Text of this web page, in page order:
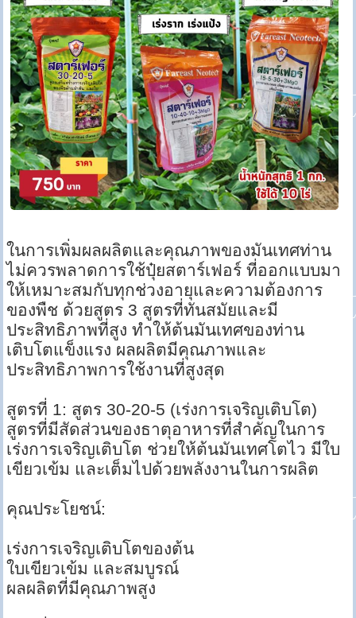
ในการเพิ่มผลผลิตและคุณภาพของมันเทศท่าน
ไม่ควรพลาดการใช้ปุ๋ยสตาร์เฟอร์ ที่ออกแบบมา
ให้เหมาะสมกับทุกช่วงอายุและความต้องการ
ของพืช ด้วยสูตร 3 สูตรที่ทันสมัยและมี
ประสิทธิภาพที่สูง ทำให้ต้นมันเทศของท่าน
เติบโตแข็งแรง ผลผลิตมีคุณภาพและ
ประสิทธิภาพการใช้งานที่สูงสุด
สูตรที่ 1: สูตร 30-20-5 (เร่งการเจริญเติบโต)
สูตรที่มีสัดส่วนของธาตุอาหารที่สำคัญในการ
เร่งการเจริญเติบโต ช่วยให้ต้นมันเทศโตไว มีใบ
เขียวเข้ม และเต็มไปด้วยพลังงานในการผลิต
คุณประโยชน์:
เร่งการเจริญเติบโตของต้น
ใบเขียวเข้ม และสมบูรณ์
ผลผลิตที่มีคุณภาพสูง